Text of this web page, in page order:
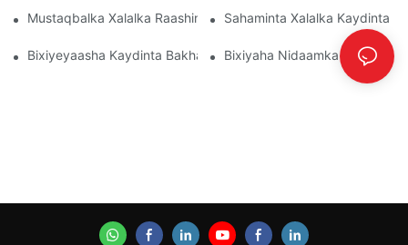
Mustaqbalka Xalalka Raashinka Pallet: Isbeddellada Iyo Hal-
Sahaminta Xalalka Kaydinta
Bixiyeyaasha Kaydinta Bakhaarka: Waxa La Raadinayo
Bixiyaha Nidaamka Racking: